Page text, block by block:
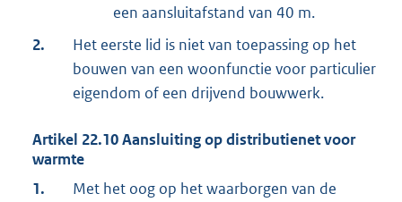
een aansluitafstand van 40 m.
2.
Het eerste lid is niet van toepassing op het
bouwen van een woonfunctie voor particulier
eigendom of een drijvend bouwwerk.
Artikel 22.10Aansluiting op distributienet voor
warmte
1.
Met het oog op het waarborgen van de